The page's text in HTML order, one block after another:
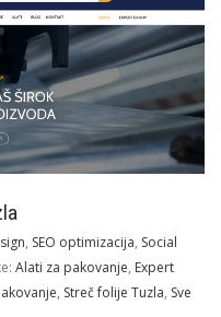
, SEO optimizacija, Social
Alati za pakovanje, Expert
, Streč folije Tuzla, Sve